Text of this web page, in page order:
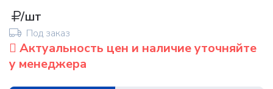
/шт
Под заказ
Актуальность цен и наличие уточняйте
у менеджера